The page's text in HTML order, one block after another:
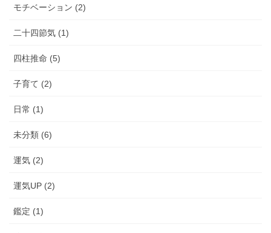
モチベーション (2)
二十四節気 (1)
四柱推命 (5)
子育て (2)
日常 (1)
未分類 (6)
運気 (2)
運気UP (2)
鑑定 (1)